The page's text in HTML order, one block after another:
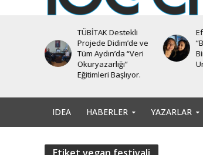
TÜBİTAK Destekli
Projede Didim’de ve
Tüm Aydın’da “Veri
Okuryazarlığı”
Eğitimleri Başlıyor.
IDEA HABERLER YAZARLAR